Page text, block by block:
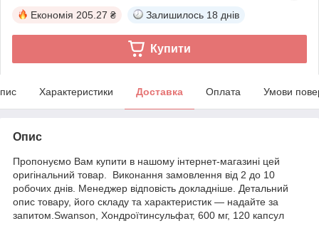
Економія 205.27 ₴ Залишилось 18 днів
Купити
Характеристики Доставка Оплата Умови
Опис
Пропонуємо Вам купити в нашому інтернет-магазині цей
оригінальний товар. Виконання замовлення від 2 до 10
робочих днів. Менеджер відповість докладніше. Детальний
опис товару, його складу та характеристик — надайте за
запитом.Swanson, Хондроїтинсульфат, 600 мг, 120 капсул